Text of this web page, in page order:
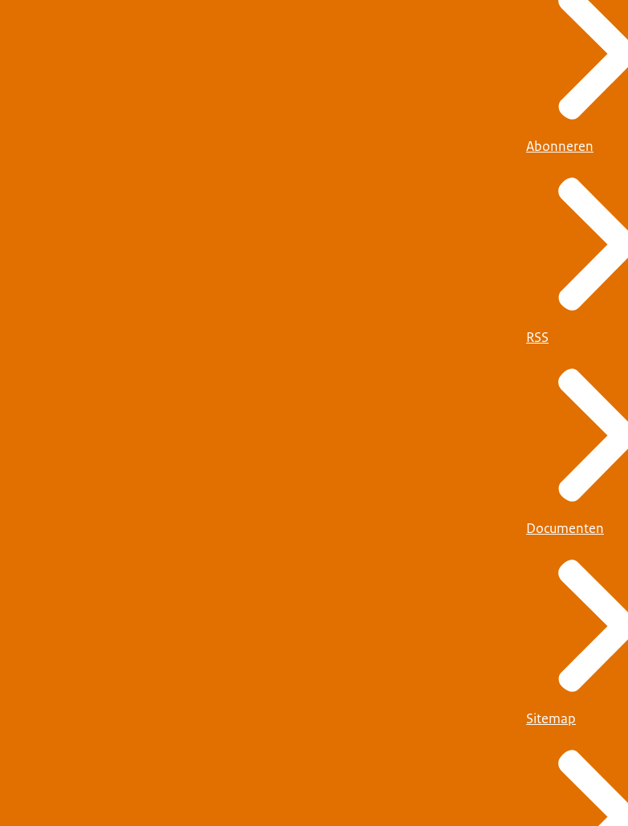
Abonneren
RSS
Documenten
Sitemap